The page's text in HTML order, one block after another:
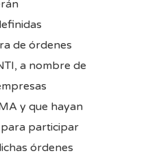
de órdenes
a nombre de
y que hayan
para participar
órdenes